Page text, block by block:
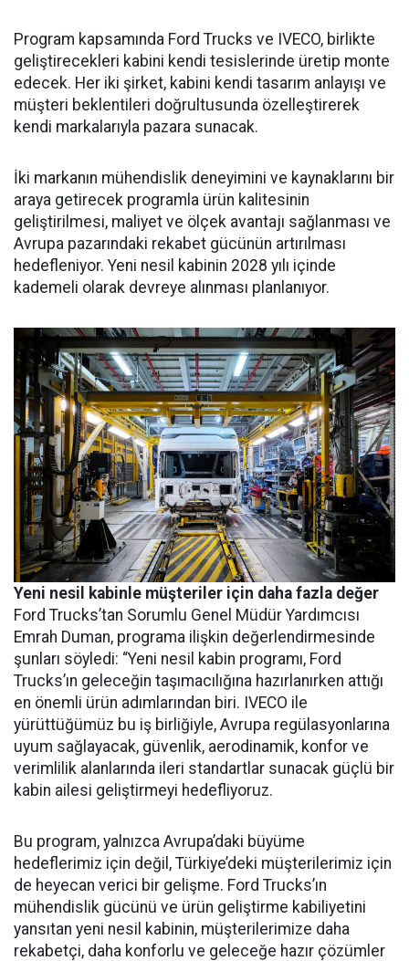
Program kapsamında Ford Trucks ve IVECO, birlikte
geliştirecekleri kabini kendi tesislerinde üretip monte
edecek. Her iki şirket, kabini kendi tasarım anlayışı ve
müşteri beklentileri doğrultusunda özelleştirerek
kendi markalarıyla pazara sunacak.
İki markanın mühendislik deneyimini ve kaynaklarını bir
araya getirecek programla ürün kalitesinin
geliştirilmesi, maliyet ve ölçek avantajı sağlanması ve
Avrupa pazarındaki rekabet gücünün artırılması
hedefleniyor. Yeni nesil kabinin 2028 yılı içinde
kademeli olarak devreye alınması planlanıyor.
Yeni nesil kabinle müşteriler için daha fazla değer
Ford Trucks’tan Sorumlu Genel Müdür Yardımcısı
Emrah Duman, programa ilişkin değerlendirmesinde
şunları söyledi: “Yeni nesil kabin programı, Ford
Trucks’ın geleceğin taşımacılığına hazırlanırken attığı
en önemli ürün adımlarından biri. IVECO ile
yürüttüğümüz bu iş birliğiyle, Avrupa regülasyonlarına
uyum sağlayacak, güvenlik, aerodinamik, konfor ve
verimlilik alanlarında ileri standartlar sunacak güçlü bir
kabin ailesi geliştirmeyi hedefliyoruz.
Bu program, yalnızca Avrupa’daki büyüme
hedeflerimiz için değil, Türkiye’deki müşterilerimiz için
de heyecan verici bir gelişme. Ford Trucks’ın
mühendislik gücünü ve ürün geliştirme kabiliyetini
yansıtan yeni nesil kabinin, müşterilerimize daha
rekabetçi, daha konforlu ve geleceğe hazır çözümler